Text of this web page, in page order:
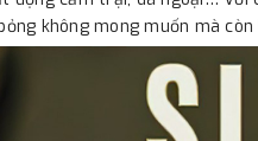
không mong muốn mà